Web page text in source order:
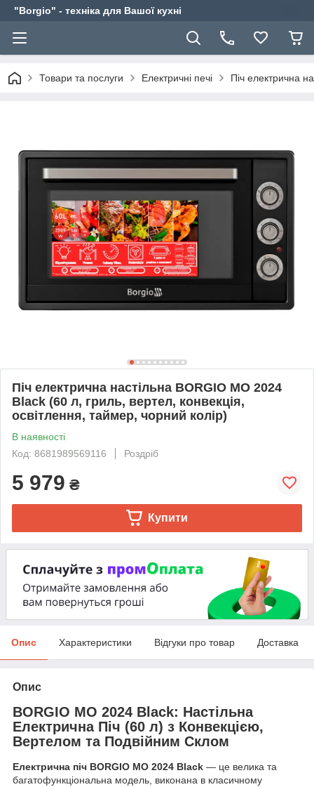
"Borgio" - техніка для Вашої кухні
Товари та послуги Електричні печі Піч електрична
Піч електрична настільна BORGIO MO 2024
Black (60 л, гриль, вертел, конвекція,
освітлення, таймер, чорний колір)
В наявності
Код: 8681989569116
Роздріб
5 979 ₴
Купити
Опис Характеристики Відгуки про товар Доставка
Опис
BORGIO MO 2024 Black: Настільна
Електрична Піч (60 л) з Конвекцією,
Вертелом та Подвійним Склом
Електрична піч BORGIO MO 2024 Black — це велика та
багатофункціональна модель, виконана в класичному